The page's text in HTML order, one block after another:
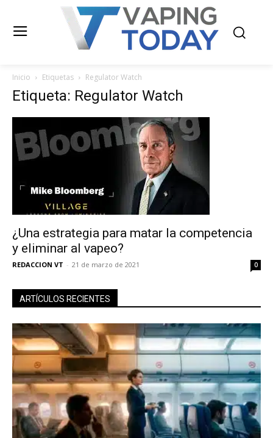
Inicio Etiquetas Regulator Watch
Etiqueta: Regulator Watch
¿Una estrategia para matar la competencia
y eliminar al vapeo?
REDACCION VT - 21 de marzo de 2021 0
ARTÍCULOS RECIENTES